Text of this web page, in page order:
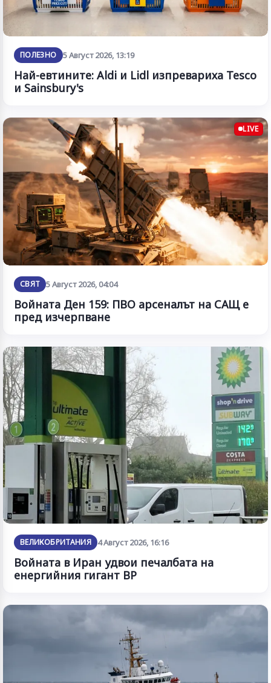
ПОЛЕЗНО 5 Август 2026, 13:19
Най-евтините: Aldi и Lidl изпревариха Tesco
и Sainsbury's
LIVE
СВЯТ 5 Август 2026, 04:04
Войната Ден 159: ПВО арсеналът на САЩ е
пред изчерпване
ВЕЛИКОБРИТАНИЯ 4 Август 2026, 16:16
Войната в Иран удвои печалбата на
енергийния гигант BP